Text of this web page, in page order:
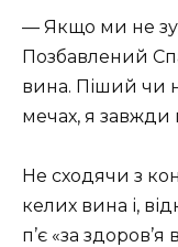
— Якщо ми не
Позбавлений
вина. Піший чи
мечах, я завжди
Не сходячи з
келих вина і,
п’є «за здоров’я